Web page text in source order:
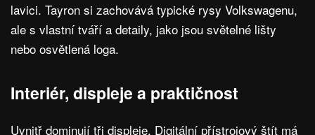
lavici. Tayron si zachovává typické rysy Volkswagenu,
ale s vlastní tváří a detaily, jako jsou světelné lišty
nebo osvětlená loga.
Interiér, displeje a praktičnost
Uvnitř dominují tři displeje. Digitální přístrojový štít má